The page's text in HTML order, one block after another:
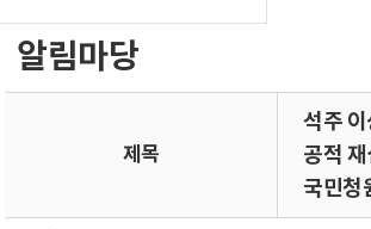
알림마당
제목
석주 이
공적
국민청